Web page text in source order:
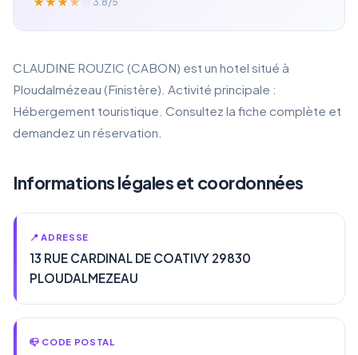
CLAUDINE ROUZIC (CABON) est un hotel situé à
Ploudalmézeau (Finistère). Activité principale :
Hébergement touristique. Consultez la fiche complète et
demandez un réservation.
Informations légales et coordonnées
📍 ADRESSE
13 RUE CARDINAL DE COATIVY 29830
PLOUDALMEZEAU
📪 CODE POSTAL